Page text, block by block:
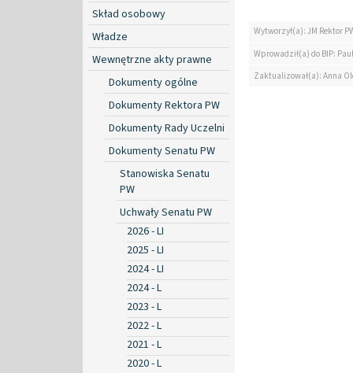
Skład osobowy
Władze
Wewnętrzne akty prawne
Dokumenty ogólne
Dokumenty Rektora PW
Dokumenty Rady Uczelni
Dokumenty Senatu PW
Stanowiska Senatu
PW
Uchwały Senatu PW
2026 - LI
2025 - LI
2024 - LI
2024 - L
2023 - L
2022 - L
2021 - L
2020 - L
Wytworzył(a): JM Rektor
Wprowadził(a) do BIP:
Zaktualizował(a): Anna